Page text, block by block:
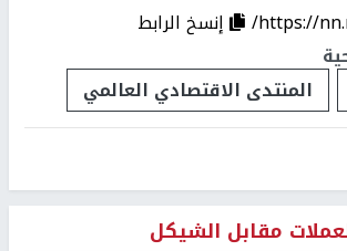
https://
إنسخ الرابط
المنتدى الاقتصادي العالمي
مقابل الشيكل